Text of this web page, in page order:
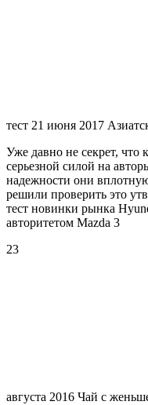
тест 21 июня 2017
Уже давно не секрет, что
серьезной силой на
надежности они
решили проверить это
тест новинки рынка
авторитетом Mazda 3
23
августа 2016 Чай с